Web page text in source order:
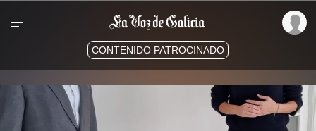
CONTENIDO PATROCINADO